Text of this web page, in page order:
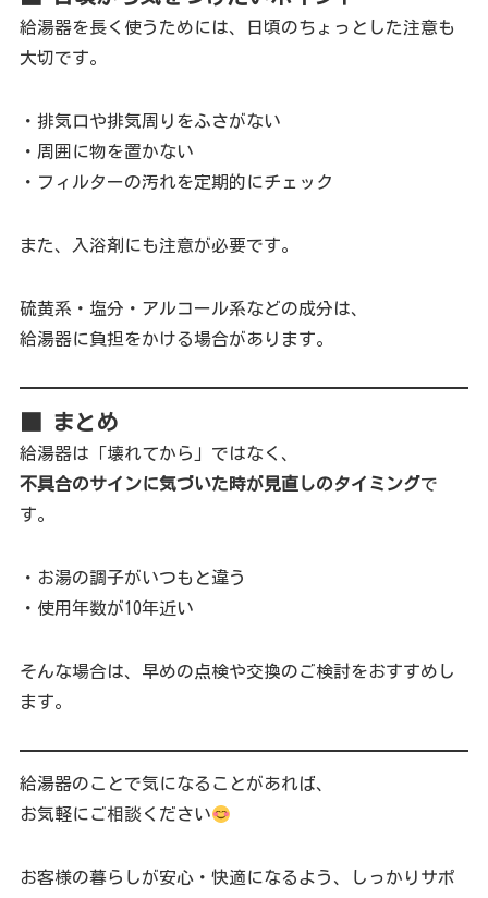
給湯器を長く使うためには、日頃のちょっとした注意も
大切です。
・排気口や排気周りをふさがない
・周囲に物を置かない
・フィルターの汚れを定期的にチェック
また、入浴剤にも注意が必要です。
硫黄系・塩分・アルコール系などの成分は、
給湯器に負担をかける場合があります。
■ まとめ
給湯器は「壊れてから」ではなく、
不具合のサインに気づいた時が見直しのタイミングで
す。
・お湯の調子がいつもと違う
・使用年数が10年近い
そんな場合は、早めの点検や交換のご検討をおすすめし
ます。
給湯器のことで気になることがあれば、
お気軽にご相談ください
お客様の暮らしが安心・快適になるよう、しっかりサポ